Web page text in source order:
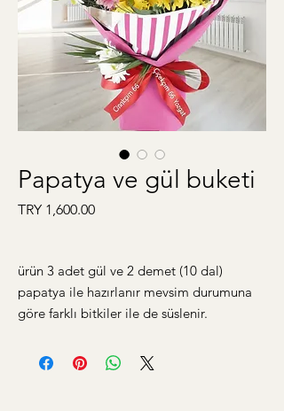
Papatya ve gül buketi
TRY 1,600.00Price
ürün 3 adet gül ve 2 demet (10 dal)
papatya ile hazırlanır mevsim durumuna
göre farklı bitkiler ile de süslenir.